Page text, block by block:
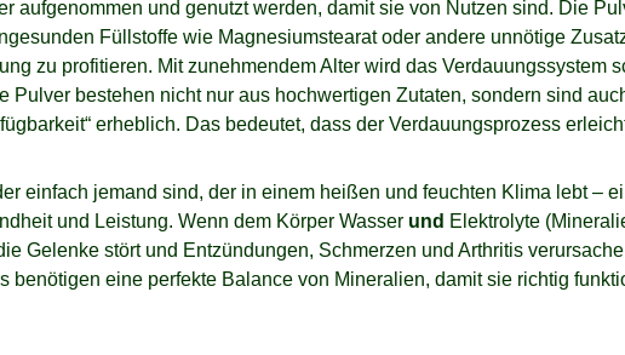
aufgenommen und genutzt werden, damit sie von Nutzen sind. Die
Füllstoffe wie Magnesiumstearat oder andere unnötige
zu profitieren. Mit zunehmendem Alter wird das Verdauungssystem
Pulver bestehen nicht nur aus hochwertigen Zutaten, sondern sind
erheblich. Das bedeutet, dass der Verdauungsprozess
einfach jemand sind, der in einem heißen und feuchten Klima lebt –
und Leistung. Wenn dem Körper Wasser und Elektrolyte
Gelenke stört und Entzündungen, Schmerzen und Arthritis
benötigen eine perfekte Balance von Mineralien, damit sie richtig